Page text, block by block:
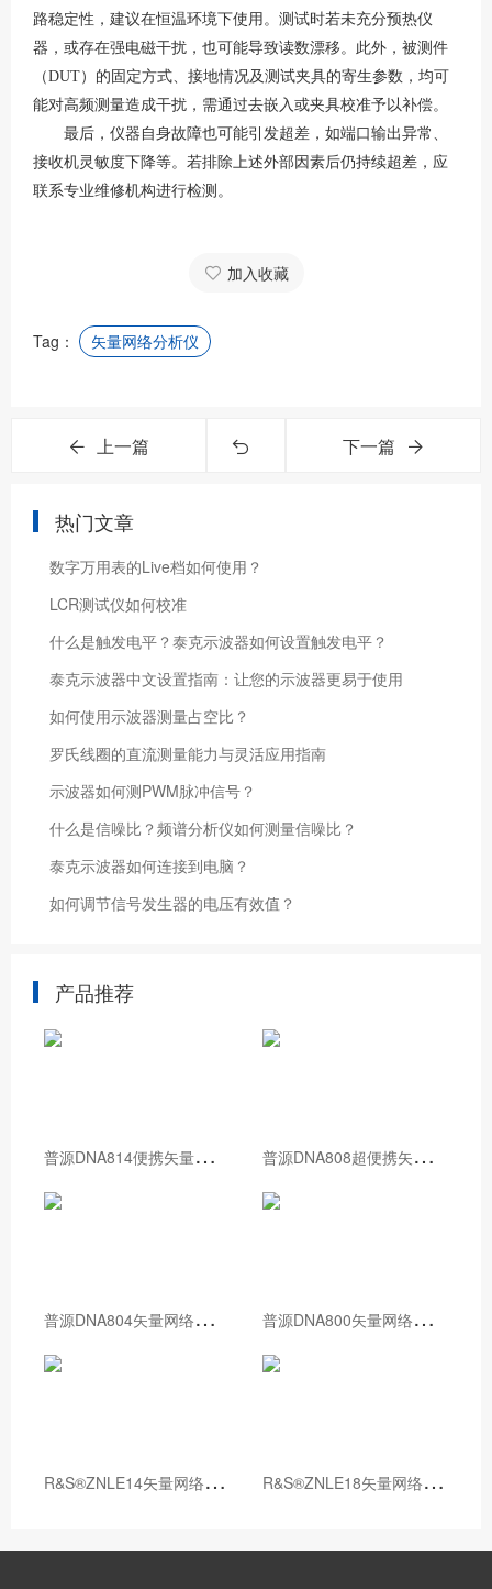
路稳定性，建议在恒温环境下使用。测试时若未充分预热仪
器，或存在强电磁干扰，也可能导致读数漂移。此外，被测件
（DUT）的固定方式、接地情况及测试夹具的寄生参数，均可
能对高频测量造成干扰，需通过去嵌入或夹具校准予以补偿。
最后，仪器自身故障也可能引发超差，如端口输出异常、
接收机灵敏度下降等。若排除上述外部因素后仍持续超差，应
联系专业维修机构进行检测。
加入收藏
Tag： 矢量网络分析仪
上一篇 下一篇
热门文章
数字万用表的Live档如何使用？
LCR测试仪如何校准
什么是触发电平？泰克示波器如何设置触发电平？
泰克示波器中文设置指南：让您的示波器更易于使用
如何使用示波器测量占空比？
罗氏线圈的直流测量能力与灵活应用指南
示波器如何测PWM脉冲信号？
什么是信噪比？频谱分析仪如何测量信噪比？
泰克示波器如何连接到电脑？
如何调节信号发生器的电压有效值？
产品推荐
普
源DNA814便携矢量网络分析仪 普
源DNA808超便携矢量网络分析仪
普
源DNA804矢量网络分析仪 普
源DNA800矢量网络分析仪
R
&S®ZNLE14矢量网络分析仪 R
&S®ZNLE18矢量网络分析仪